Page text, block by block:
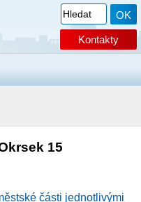
Kontakty
15
části jednotlivými